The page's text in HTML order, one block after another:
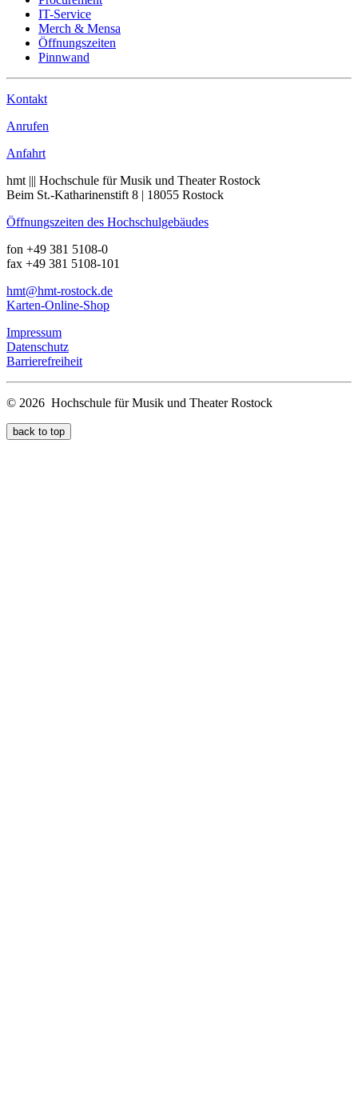
IT-Service
Merch & Mensa
Öffnungszeiten
Pinnwand
Kontakt
Anrufen
Anfahrt
hmt ||| Hochschule für Musik und Theater Rostock
Beim St.-Katharinenstift 8 | 18055 Rostock
Öffnungszeiten des Hochschulgebäudes
fon +49 381 5108-0
fax +49 381 5108-101
hmt@hmt-rostock.de
Karten-Online-Shop
Impressum
Datenschutz
Barrierefreiheit
© 2026 Hochschule für Musik und Theater Rostock
back to top